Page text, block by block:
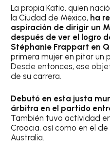
La propia Katia, quien
la Ciudad de México, ha
aspiración de dirigir un
después de ver el logro
Stéphanie Frappart en
primera mujer en pitar un
Desde entonces, ese
de su carrera.
Debutó en esta justa
árbitra en el partido
También tuvo actividad
Croacia, así como en el
Australia.